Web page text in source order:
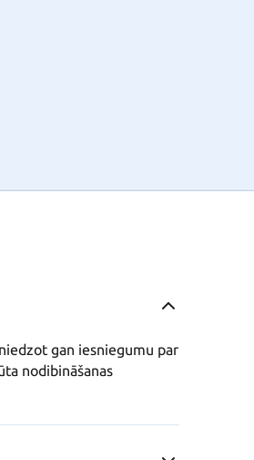
gan iesniegumu par
nodibināšanas